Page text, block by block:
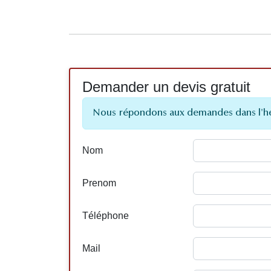
Demander un devis gratuit
Nous répondons aux demandes dans
Nom
Prenom
Téléphone
Mail